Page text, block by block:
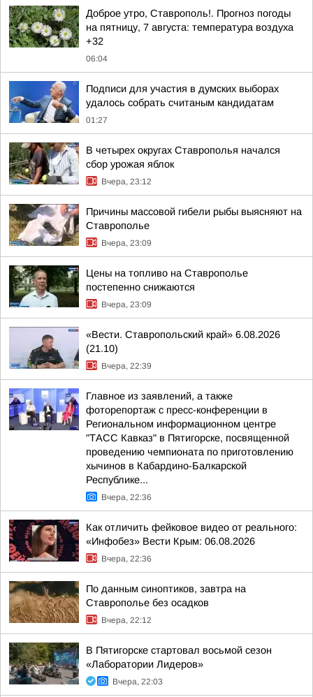
Доброе утро, Ставрополь!. Прогноз погоды
на пятницу, 7 августа: температура воздуха
+32
06:04
Подписи для участия в думских выборах
удалось собрать считаным кандидатам
01:27
В четырех округах Ставрополья начался
сбор урожая яблок
Вчера, 23:12
Причины массовой гибели рыбы выясняют на
Ставрополье
Вчера, 23:09
Цены на топливо на Ставрополье
постепенно снижаются
Вчера, 23:09
«Вести. Ставропольский край» 6.08.2026
(21.10)
Вчера, 22:39
Главное из заявлений, а также
фоторепортаж с пресс-конференции в
Региональном информационном центре
"ТАСС Кавказ" в Пятигорске, посвященной
проведению чемпионата по приготовлению
хычинов в Кабардино-Балкарской
Республике...
Вчера, 22:36
Как отличить фейковое видео от реального:
«Инфобез» Вести Крым: 06.08.2026
Вчера, 22:36
По данным синоптиков, завтра на
Ставрополье без осадков
Вчера, 22:12
В Пятигорске стартовал восьмой сезон
«Лаборатории Лидеров»
Вчера, 22:03